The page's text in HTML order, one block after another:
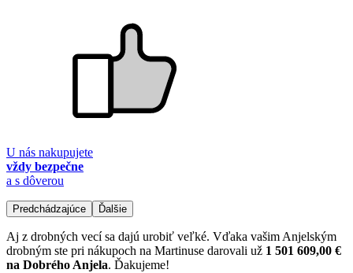
U nás nakupujete
vždy bezpečne
a s dôverou
Predchádzajúce Ďalšie
Aj z drobných vecí sa dajú urobiť veľké. Vďaka vašim Anjelským
drobným ste pri nákupoch na Martinuse darovali už 1 501 609,00 €
na Dobrého Anjela. Ďakujeme!